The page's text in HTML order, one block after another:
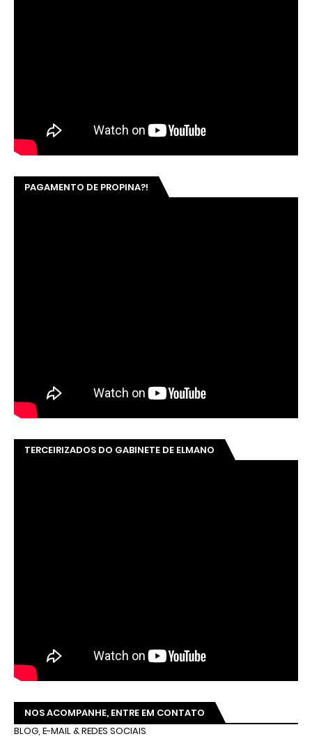
PAGAMENTO DE PROPINA?!
TERCEIRIZADOS DO GABINETE DE ELMANO
NOS ACOMPANHE, ENTRE EM CONTATO
BLOG, E-MAIL & REDES SOCIAIS